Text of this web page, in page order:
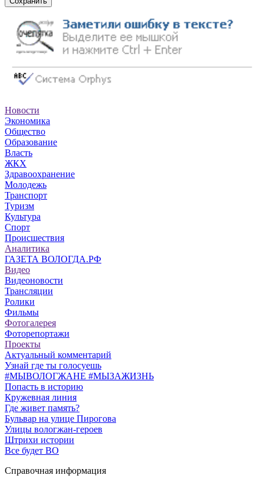
Новости
Экономика
Общество
Образование
Власть
ЖКХ
Здравоохранение
Молодежь
Транспорт
Туризм
Культура
Спорт
Происшествия
Аналитика
ГАЗЕТА ВОЛОГДА.РФ
Видео
Видеоновости
Трансляции
Ролики
Фильмы
Фотогалерея
Фоторепортажи
Проекты
Актуальный комментарий
Узнай где ты голосуешь
#МЫВОЛОГЖАНЕ #МЫЗАЖИЗНЬ
Попасть в историю
Кружевная линия
Где живет память?
Бульвар на улице Пирогова
Улицы вологжан-героев
Штрихи истории
Все будет ВО
Справочная информация